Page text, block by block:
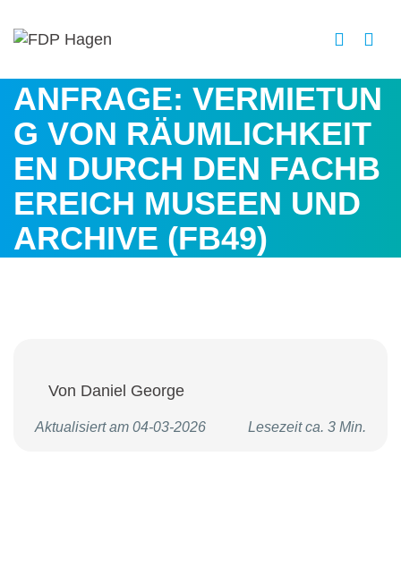
ANFRAGE: VERMIETUN
G VON RÄUMLICHKEIT
EN DURCH DEN FACHB
EREICH MUSEEN UND
ARCHIVE (FB49)
Von Daniel George
Aktualisiert am 04-03-2026 Lesezeit ca. 3 Min.